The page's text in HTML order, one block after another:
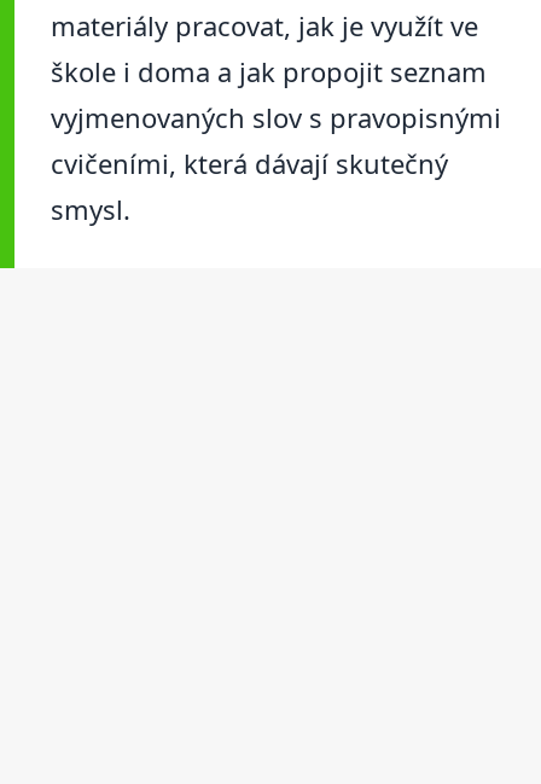
materiály pracovat, jak je využít ve
škole i doma a jak propojit seznam
vyjmenovaných slov s pravopisnými
cvičeními, která dávají skutečný
smysl.